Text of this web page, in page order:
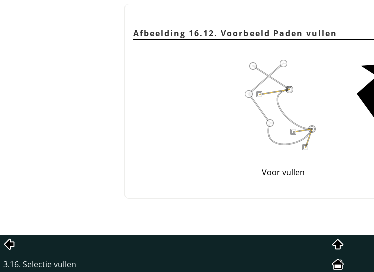
Afbeelding 16.12. Voorbeeld Paden vullen
Voor vullen
3.16. Selectie vullen